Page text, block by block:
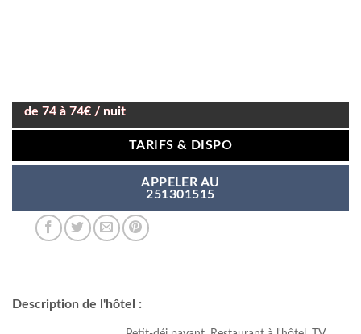
de 74 à 74€ / nuit
TARIFS & DISPO
APPELER AU
251301515
Description de l'hôtel :